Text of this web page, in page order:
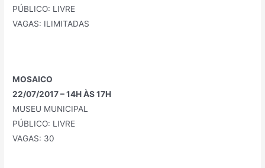
PÚBLICO: LIVRE
VAGAS: ILIMITADAS
MOSAICO
22/07/2017 – 14H ÀS 17H
MUSEU MUNICIPAL
PÚBLICO: LIVRE
VAGAS: 30